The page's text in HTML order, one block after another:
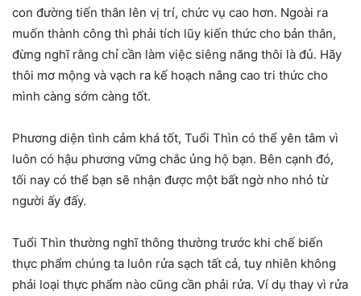
con đường tiến thân lên vị trí, chức vụ cao hơn. Ngoài ra
muốn thành công thì phải tích lũy kiến thức cho bản thân,
đừng nghĩ rằng chỉ cần làm việc siêng năng thôi là đủ. Hãy
thôi mơ mộng và vạch ra kế hoạch nâng cao tri thức cho
mình càng sớm càng tốt.
Phương diện tình cảm khá tốt, Tuổi Thìn có thể yên tâm vì
luôn có hậu phương vững chắc ủng hộ bạn. Bên cạnh đó,
tối nay có thể bạn sẽ nhận được một bất ngờ nho nhỏ từ
người ấy đấy.
Tuổi Thìn thường nghĩ thông thường trước khi chế biến
thực phẩm chúng ta luôn rửa sạch tất cả, tuy nhiên không
phải loại thực phẩm nào cũng cần phải rửa. Ví dụ thay vì rửa